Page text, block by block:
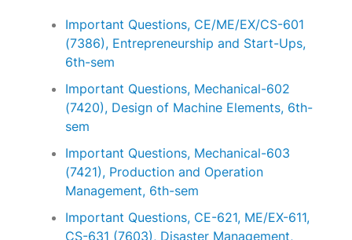
Important Questions, CE/ME/EX/CS-601
(7386), Entrepreneurship and Start-Ups,
6th-sem
Important Questions, Mechanical-602
(7420), Design of Machine Elements, 6th-
sem
Important Questions, Mechanical-603
(7421), Production and Operation
Management, 6th-sem
Important Questions, CE-621, ME/EX-611,
CS-631 (7603), Disaster Management,